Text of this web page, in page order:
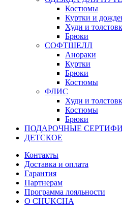
Костюмы
Куртки и
Худи и
Брюки
СОФТШЕЛЛ
Анораки
Куртки
Брюки
Костюмы
ФЛИС
Худи и
Костюмы
Брюки
ПОДАРОЧНЫЕ
ДЕТСКОЕ
Контакты
Доставка и оплата
Гарантия
Партнерам
Программа лояльности
О CHUKCHA